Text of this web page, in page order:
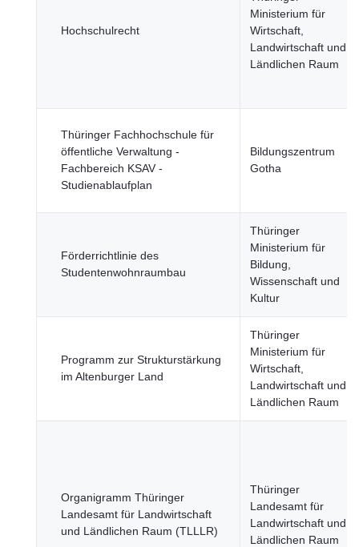
Hochschulrecht
Ministerium für
Wirtschaft,
Landwirtschaft und
Ländlichen Raum
Thüringer Fachhochschule für
öffentliche Verwaltung -
Fachbereich KSAV -
Studienablaufplan
Bildungszentrum
Gotha
Förderrichtlinie des
Studentenwohnraumbau
Thüringer
Ministerium für
Bildung,
Wissenschaft und
Kultur
Programm zur Strukturstärkung
im Altenburger Land
Thüringer
Ministerium für
Wirtschaft,
Landwirtschaft und
Ländlichen Raum
Organigramm Thüringer
Landesamt für Landwirtschaft
und Ländlichen Raum (TLLLR)
Thüringer
Landesamt für
Landwirtschaft und
Ländlichen Raum